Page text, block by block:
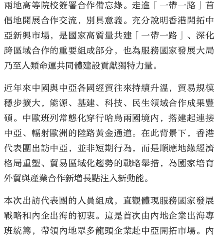
大公文匯
兩地高等院校簽署合作備忘錄。走進「一帶一路」首
倡地開展合作交流，別具意義。充分說明香港開拓中
亞新興市場，是國家高質量共建「一帶一路」、深化
跨區域合作的重要組成部分，也為服務國家發展大局
乃至人類命運共同體建設貢獻獨特力量。
近年來中國與中亞各國經貿往來持續升溫，貿易規模
穩步擴大，能源、基建、科技、民生領域合作成果豐
碩。中歐班列常態化穿行哈烏兩國境內，搭建起連接
中亞、輻射歐洲的陸路黃金通道。在此背景下，香港
代表團出訪中亞，並非短期行為，而是順應地緣經濟
格局重塑、貿易區域化趨勢的戰略舉措，為國家培育
外貿與產業合作新增長點注入新動能。
本次出訪代表團的人員組成，直觀體現服務國家發展
戰略和內企出海的初衷。這是首次由內地企業出海專
班統籌，帶領內地眾多龍頭企業赴中亞開拓市場。內